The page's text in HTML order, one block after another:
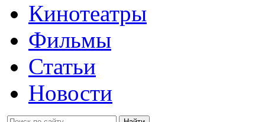
Кинотеатры
Фильмы
Статьи
Новости